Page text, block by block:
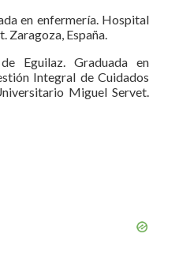
en enfermería. Hospital
España.
Eguilaz. Graduada en
Integral de Cuidados
Miguel Servet.